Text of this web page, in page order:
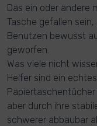
Das ein oder andere
Tasche gefallen
Benutzen bewusst
geworfen.
Was viele nicht
Helfer sind ein
aber durch ihre
schwerer abbaubar